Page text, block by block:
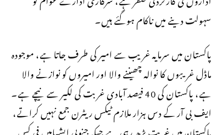
سہولت دینے میں ناکام ہوگئے ہیں۔
پاکستان میں سرمایہ غریب سے امیر کی طرف جاتا ہے، موجودہ
ماڈل غریبوں کا نوالہ چھیننے والا اور امیروں کو نوازنے والا
ہے، پاکستان کی 40 فیصد آبادی غربت کی لکیر سے نیچے ہے۔
ایف بی آر کے دس ہزار ملازم ٹیکس ریٹرن جمع نہیں کراتے،